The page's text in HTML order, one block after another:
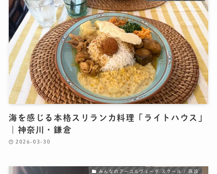
海を感じる本格スリランカ料理「ライトハウス」
｜神奈川・鎌倉
2026-03-30
みんなのアーユルヴェーダ スクール / 施設